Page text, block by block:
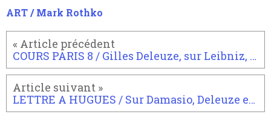
ART / Mark Rothko
COURS PARIS 8 / Gilles Deleuze, sur Leibniz, le pli et le baroque.
LETTRE A HUGUES / Sur Damasio, Deleuze et ce qui vient après le baroque